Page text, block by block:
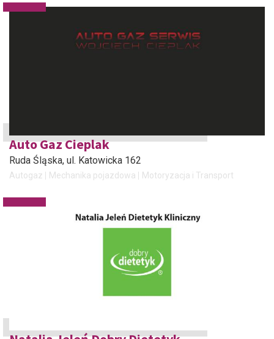
Auto Gaz Cieplak
Ruda Śląska, ul. Katowicka 162
Autogaz Mechanika pojazdowa Motoryzacja i Transport